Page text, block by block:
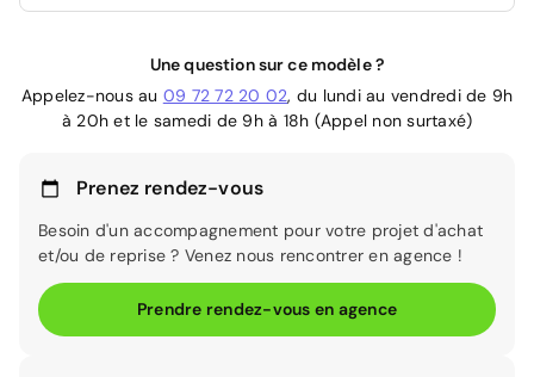
Une question sur ce modèle ?
Appelez-nous au 09 72 72 20 02, du lundi au vendredi de 9h
à 20h et le samedi de 9h à 18h (Appel non surtaxé)
Prenez rendez-vous
Besoin d'un accompagnement pour votre projet d'achat
et/ou de reprise ? Venez nous rencontrer en agence !
Prendre rendez-vous en agence